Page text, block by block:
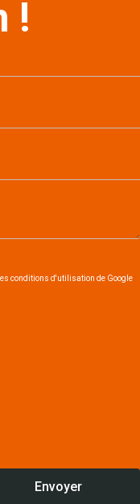
!
conditions d'utilisation de Google
Envoyer